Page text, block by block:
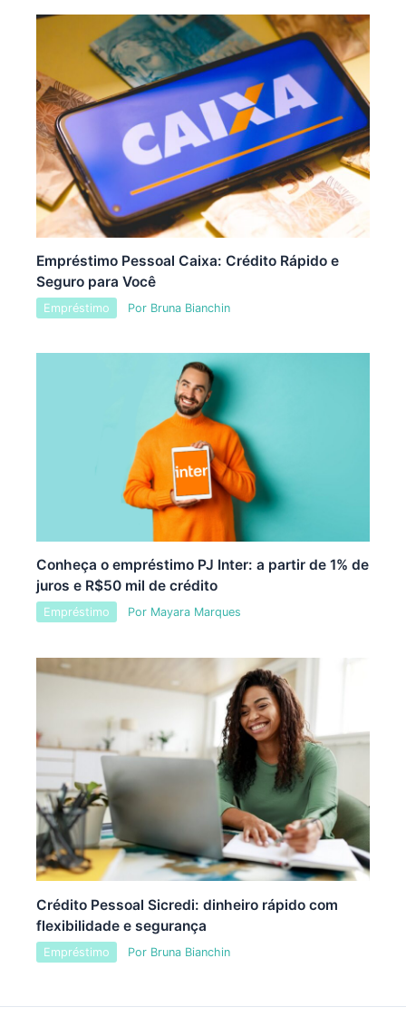
Empréstimo Pessoal Caixa: Crédito Rápido e
Seguro para Você
Empréstimo Por Bruna Bianchin
Conheça o empréstimo PJ Inter: a partir de 1% de
juros e R$50 mil de crédito
Empréstimo Por Mayara Marques
Crédito Pessoal Sicredi: dinheiro rápido com
flexibilidade e segurança
Empréstimo Por Bruna Bianchin